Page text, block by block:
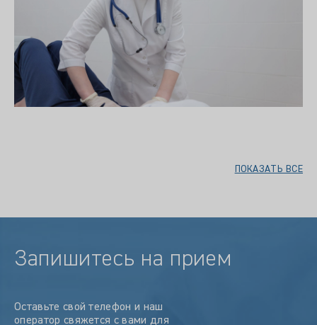
ПОКАЗАТЬ ВСЕ
Запишитесь на прием
Оставьте свой телефон и наш
оператор свяжется с вами для